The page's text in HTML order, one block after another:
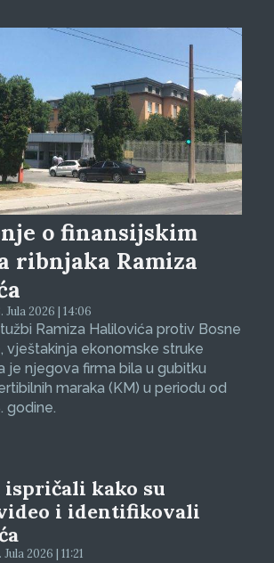
o finansijskim
ribnjaka Ramiza
2026 | 14:06
Ramiza Halilovića protiv Bosne
vještakinja ekonomske struke
je njegova firma bila u gubitku
maraka (KM) u periodu od
godine.
kako su
i identifikovali
2026 | 11:21